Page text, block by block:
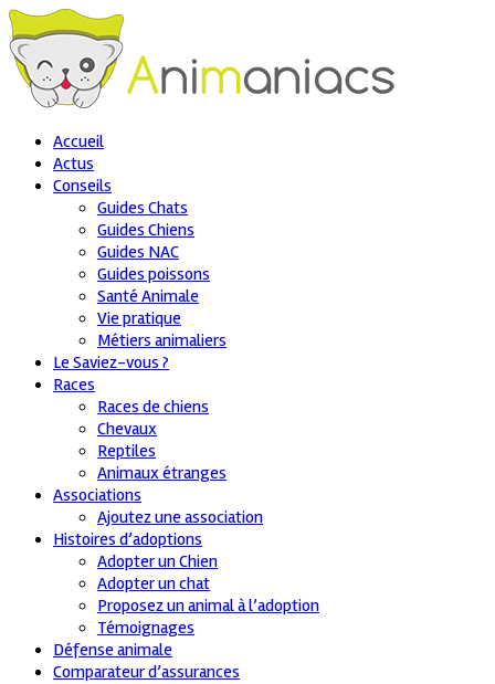
Accueil
Actus
Conseils
Guides Chats
Guides Chiens
Guides NAC
Guides poissons
Santé Animale
Vie pratique
Métiers animaliers
Le Saviez-vous ?
Races
Races de chiens
Chevaux
Reptiles
Animaux étranges
Associations
Ajoutez une association
Histoires d’adoptions
Adopter un Chien
Adopter un chat
Proposez un animal à l’adoption
Témoignages
Défense animale
Comparateur d’assurances